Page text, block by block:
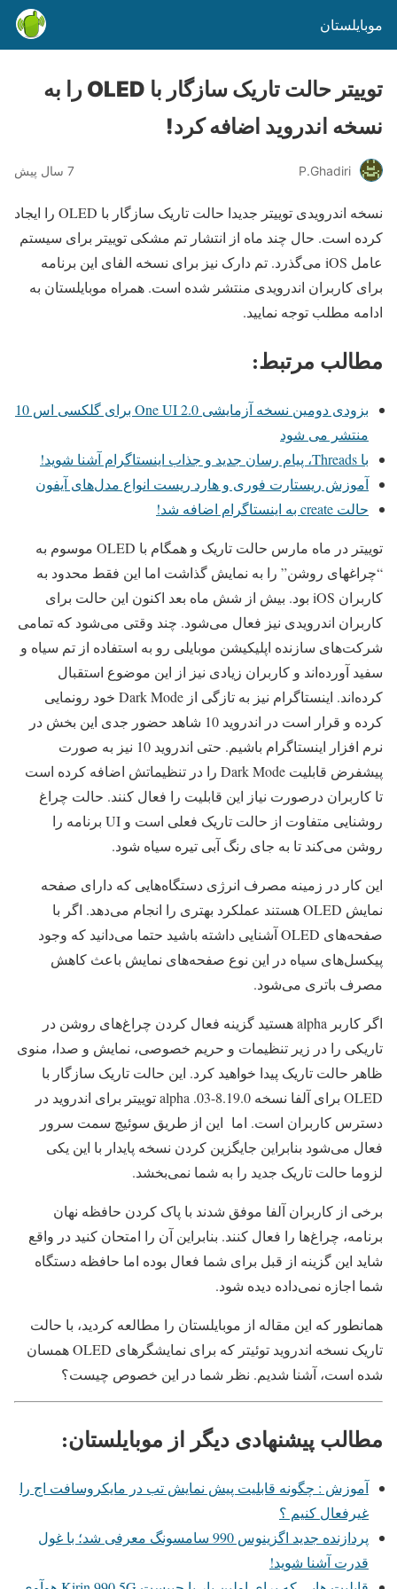
موبایلستان
توییتر حالت تاریک سازگار با OLED را به
نسخه اندروید اضافه کرد!
P.Ghadiri 7 سال پیش
نسخه اندرویدی توییتر جدیدا حالت تاریک سازگار با OLED را ایجاد
کرده است. حال چند ماه از انتشار تم مشکی توییتر برای سیستم
عامل iOS می‌گذرد. تم دارک نیز برای نسخه الفای این برنامه
برای کاربران اندرویدی منتشر شده است. همراه موبایلستان به
ادامه مطلب توجه نمایید.
مطالب مرتبط:
بزودی دومین نسخه آزمایشی One UI 2.0 برای گلکسی اس 10
منتشر می شود
با Threads، پیام رسان جدید و جذاب اینستاگرام آشنا شوید!
آموزش ریستارت فوری و هارد ریست انواع مدل‌های آیفون
حالت create به اینستاگرام اضافه شد!
توییتر در ماه مارس حالت تاریک و همگام با OLED موسوم به
“چراغهای روشن” را به نمایش گذاشت اما این فقط محدود به
کاربران iOS بود. بیش از شش ماه بعد اکنون این حالت برای
کاربران اندرویدی نیز فعال می‌شود. چند وقتی می‌شود که تمامی
شرکت‌های سازنده اپلیکیشن موبایلی رو به استفاده از تم سیاه و
سفید آورده‌اند و کاربران زیادی نیز از این موضوع استقبال
کرده‌اند. اینستاگرام نیز به تازگی از Dark Mode خود رونمایی
کرده و قرار است در اندروید 10 شاهد حضور جدی این بخش در
نرم افزار اینستاگرام باشیم. حتی اندروید 10 نیز به صورت
پیشفرض قابلیت Dark Mode را در تنظیماتش اضافه کرده است
تا کاربران درصورت نیاز این قابلیت را فعال کنند. حالت چراغ
روشنایی متفاوت از حالت تاریک فعلی است و UI برنامه را
روشن می‌کند تا به جای رنگ آبی تیره سیاه شود.
این کار در زمینه مصرف انرژی دستگاه‌هایی که دارای صفحه
نمایش OLED هستند عملکرد بهتری را انجام می‌دهد. اگر با
صفحه‌های OLED آشنایی داشته باشید حتما می‌دانید که وجود
پیکسل‌های سیاه در این نوع صفحه‌های نمایش باعث کاهش
مصرف باتری می‌شود.
اگر کاربر alpha هستید گزینه فعال کردن چراغ‌های روشن در
تاریکی را در زیر تنظیمات و حریم خصوصی، نمایش و صدا، منوی
ظاهر حالت تاریک پیدا خواهید کرد. این حالت تاریک سازگار با
OLED برای آلفا نسخه 8.19.0-alpha .03 توییتر برای اندروید در
دسترس کاربران است. اما این از طریق سوئیچ سمت سرور
فعال می‌شود بنابراین جایگزین کردن نسخه پایدار با این یکی
لزوما حالت تاریک جدید را به شما نمی‌بخشد.
برخی از کاربران آلفا موفق شدند با پاک کردن حافظه نهان
برنامه، چراغ‌ها را فعال کنند. بنابراین آن را امتحان کنید در واقع
شاید این گزینه از قبل برای شما فعال بوده اما حافظه دستگاه
شما اجازه نمی‌داده دیده شود.
همانطور که این مقاله از موبایلستان را مطالعه کردید، با حالت
تاریک نسخه اندروید توئیتر که برای نمایشگر‌های OLED همسان
شده است، آشنا شدیم. نظر شما در این خصوص چیست؟
مطالب پیشنهادی دیگر از موبایلستان:
آموزش : چگونه قابلیت پیش نمایش تب در مایکروسافت اج را
غیرفعال کنیم ؟
پردازنده جدید اگزینوس 990 سامسونگ معرفی شد؛ با غول
قدرت آشنا شوید!